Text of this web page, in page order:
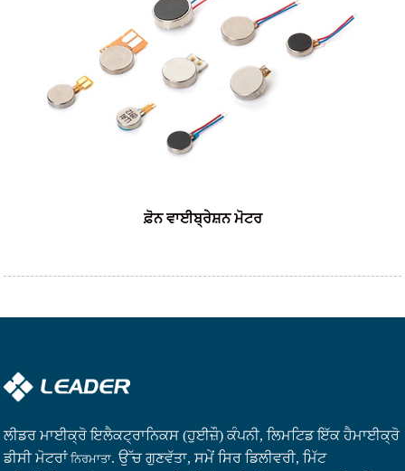
ਫ਼ੋਨ ਵਾਈਬ੍ਰੇਸ਼ਨ ਮੋਟਰ
ਲੀਡਰ ਮਾਈਕ੍ਰੋ ਇਲੈਕਟ੍ਰਾਨਿਕਸ (ਹੁਈਜ਼ੌ) ਕੰਪਨੀ, ਲਿਮਟਿਡ ਇੱਕ ਹੈਮਾਈਕ੍ਰੋ
ਡੀਸੀ ਮੋਟਰਾਂ ਨਿਰਮਾਤਾ. ਉੱਚ ਗੁਣਵੱਤਾ, ਸਮੇਂ ਸਿਰ ਡਿਲੀਵਰੀ, ਮਿੱਟ